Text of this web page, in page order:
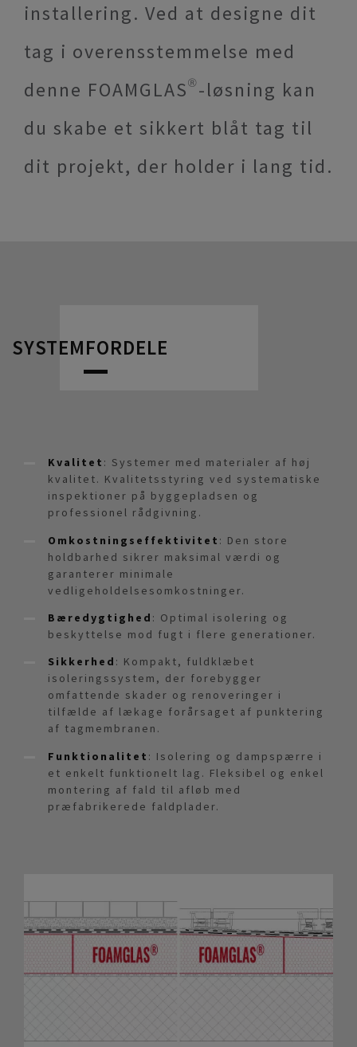
installering. Ved at designe dit
tag i overensstemmelse med
denne FOAMGLAS®-løsning kan
du skabe et sikkert blåt tag til
dit projekt, der holder i lang tid.
SYSTEMFORDELE
Kvalitet : Systemer med materialer af høj
kvalitet. Kvalitetsstyring ved systematiske
inspektioner på byggepladsen og
professionel rådgivning.
Omkostningseffektivitet : Den store
holdbarhed sikrer maksimal værdi og
garanterer minimale
vedligeholdelsesomkostninger.
Bæredygtighed : Optimal isolering og
beskyttelse mod fugt i flere generationer.
Sikkerhed : Kompakt, fuldklæbet
isoleringssystem, der forebygger
omfattende skader og renoveringer i
tilfælde af lækage forårsaget af punktering
af tagmembranen.
Funktionalitet : Isolering og dampspærre i
et enkelt funktionelt lag. Fleksibel og enkel
montering af fald til afløb med
præfabrikerede faldplader.